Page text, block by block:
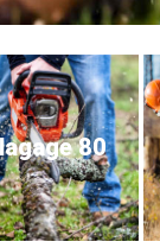
80